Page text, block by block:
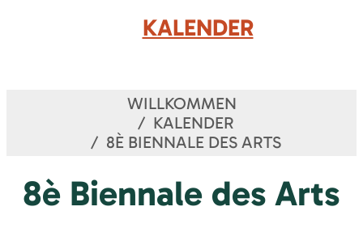
KALENDER
WILLKOMMEN
KALENDER
8È BIENNALE DES ARTS
8è Biennale des Arts